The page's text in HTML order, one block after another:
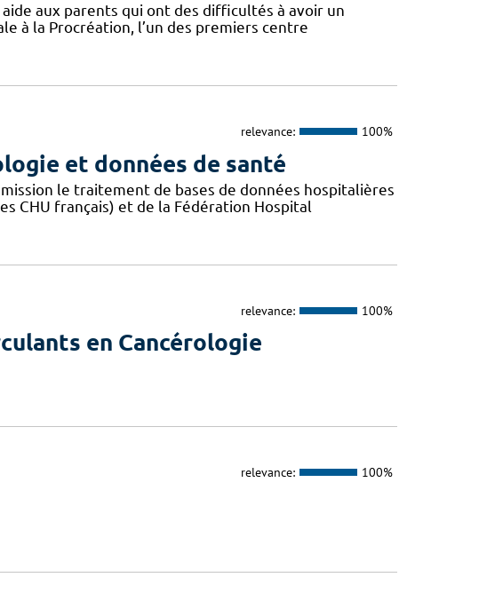
aux parents qui ont des difficultés à avoir un
à la Procréation, l’un des premiers centre
relevance: 100%
et données de santé
le traitement de bases de données hospitalières
CHU français) et de la Fédération Hospital
relevance: 100%
en Cancérologie
relevance: 100%